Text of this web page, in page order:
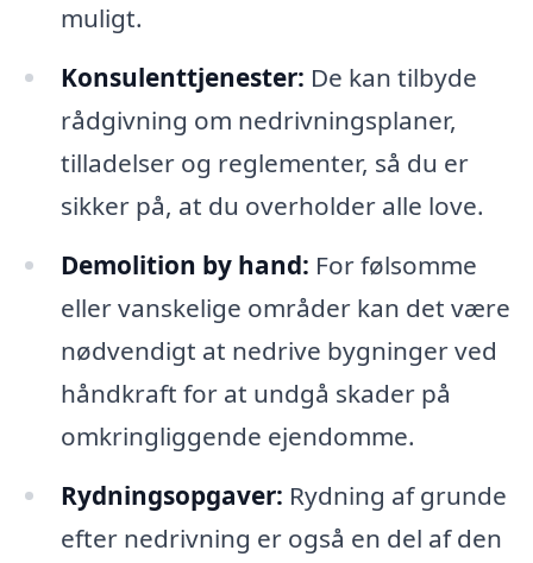
muligt.
Konsulenttjenester: De kan tilbyde
rådgivning om nedrivningsplaner,
tilladelser og reglementer, så du er
sikker på, at du overholder alle love.
Demolition by hand: For følsomme
eller vanskelige områder kan det være
nødvendigt at nedrive bygninger ved
håndkraft for at undgå skader på
omkringliggende ejendomme.
Rydningsopgaver: Rydning af grunde
efter nedrivning er også en del af den